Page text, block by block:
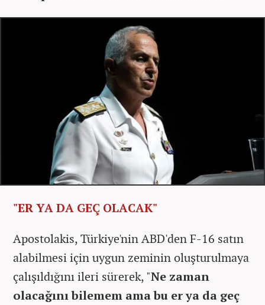
"ER YA DA GEÇ OLACAK"
Apostolakis, Türkiye'nin ABD'den F-16 satın
alabilmesi için uygun zeminin oluşturulmaya
çalışıldığını ileri sürerek, "Ne zaman
olacağını bilemem ama bu er ya da geç